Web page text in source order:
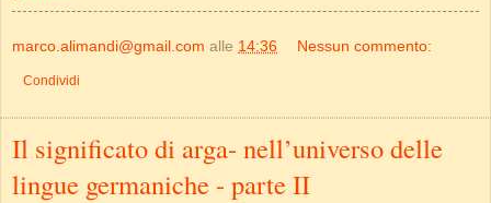
marco.alimandi@gmail.com alle 14:36 Nessun commento:
Condividi
Il significato di arga- nell’universo delle
lingue germaniche - parte II